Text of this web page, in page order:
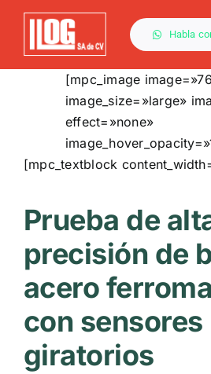
Saltar
contenido
Habla
[mpc_image
image_size=»large»
effect=»none»
[mpc_textblock
Prueba de
precisión de
acero
con sensores
giratorios